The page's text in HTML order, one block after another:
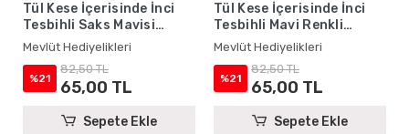
Tül Kese İçerisinde İnci
Tesbihli Saks Mavisi
Renkli Şantuk Yasin
Kitabı Seti - Mevlüt
Hediyelikleri
Mevlüt Hediyelikleri
%21
82,50 TL
65,00 TL
Sepete Ekle
Tül Kese İçerisinde İnci
Tesbihli Mavi Renkli
Şantuk Yasin Kitabı Seti -
Mevlüt Hediyelikleri
Mevlüt Hediyelikleri
%21
82,50 TL
65,00 TL
Sepete Ekle